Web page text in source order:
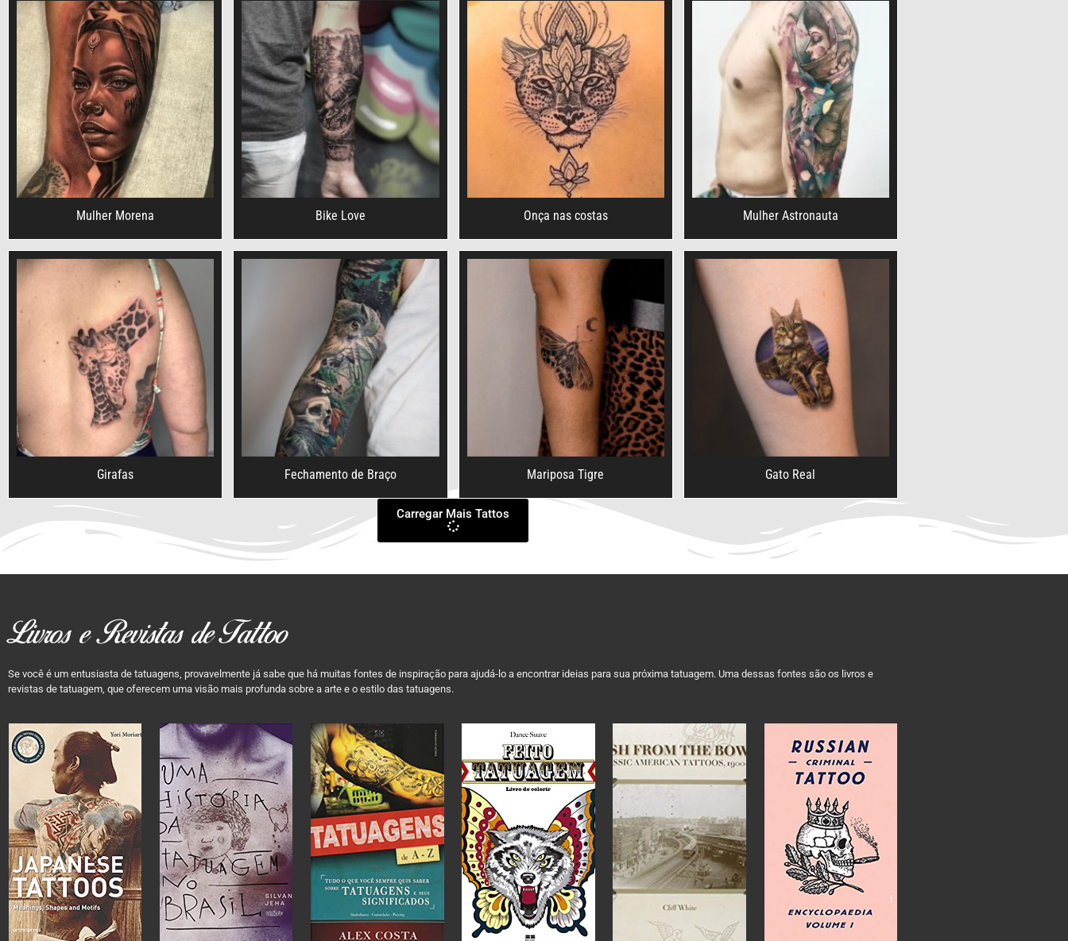
Mulher Morena Bike Love Onça nas costas Mulher Astronauta
Girafas Fechamento de Braço Mariposa Tigre Gato Real
Carregar Mais Tattos
Livros e Revistas de Tattoo
Se você é um entusiasta de tatuagens, provavelmente já sabe que há muitas fontes de inspiração para ajudá-lo a encontrar ideias para sua próxima tatuagem. Uma dessas fontes são os livros e
revistas de tatuagem, que oferecem uma visão mais profunda sobre a arte e o estilo das tatuagens.